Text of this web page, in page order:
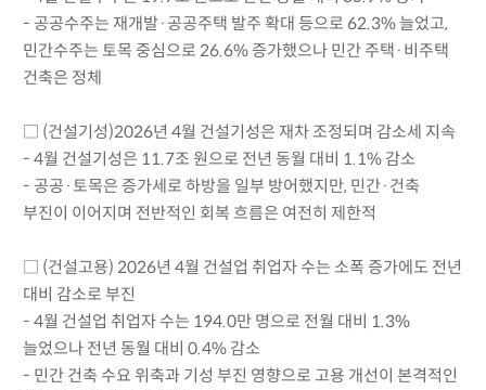
- 공공수주는 재개발·공공주택 발주 확대 등으로 62.3% 늘었고,
민간수주는 토목 중심으로 26.6% 증가했으나 민간 주택·비주택
건축은 정체
□ (건설기성)2026년 4월 건설기성은 재차 조정되며 감소세 지속
- 4월 건설기성은 11.7조 원으로 전년 동월 대비 1.1% 감소
- 공공·토목은 증가세로 하방을 일부 방어했지만, 민간·건축
부진이 이어지며 전반적인 회복 흐름은 여전히 제한적
□ (건설고용) 2026년 4월 건설업 취업자 수는 소폭 증가에도 전년
대비 감소로 부진
- 4월 건설업 취업자 수는 194.0만 명으로 전월 대비 1.3%
늘었으나 전년 동월 대비 0.4% 감소
- 민간 건축 수요 위축과 기성 부진 영향으로 고용 개선이 본격적인